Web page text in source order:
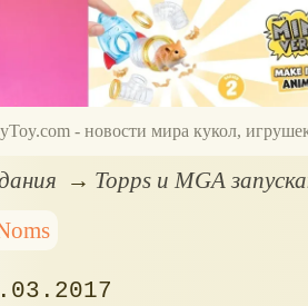
- новости мира кукол,
Topps и MGA